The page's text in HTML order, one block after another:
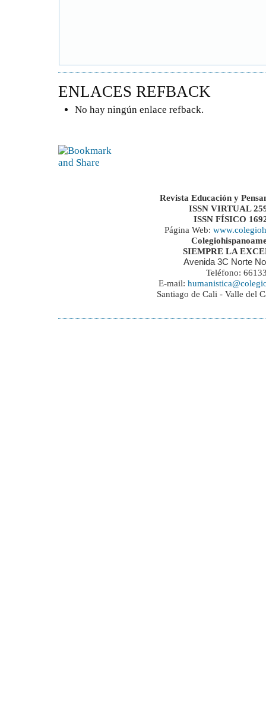
ENLACES REFBACK
No hay ningún enlace refback.
Revista Educación y
ISSN VIRTUAL
ISSN FÍSICO
Página Web:
SIEMPRE LA
Avenida 3C Norte
Teléfono:
E-mail:
Santiago de Cali - Valle del